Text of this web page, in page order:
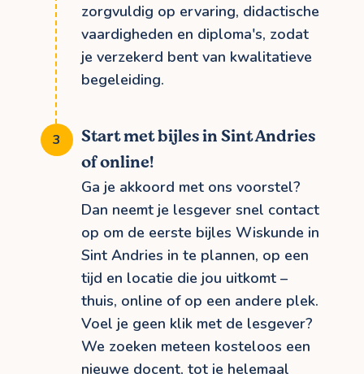
zorgvuldig op ervaring, didactische
vaardigheden en diploma's, zodat
je verzekerd bent van kwalitatieve
begeleiding.
Start met bijles in Sint Andries
of online!
Ga je akkoord met ons voorstel?
Dan neemt je lesgever snel contact
op om de eerste bijles Wiskunde in
Sint Andries in te plannen, op een
tijd en locatie die jou uitkomt –
thuis, online of op een andere plek.
Voel je geen klik met de lesgever?
We zoeken meteen kosteloos een
nieuwe docent, tot je helemaal